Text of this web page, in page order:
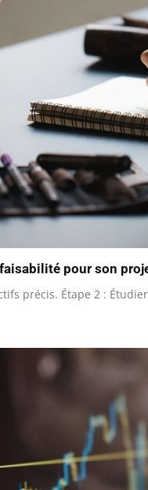
pour son
précis. Étape 2 :